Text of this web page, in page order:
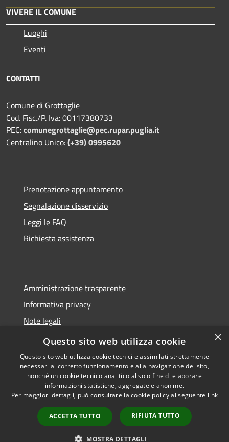
VIVERE IL COMUNE
Luoghi
Eventi
CONTATTI
Comune di Grottaglie
Cod. Fisc./P. Iva: 00117380733
PEC:comunegrottaglie@pec.rupar.puglia.it
Centralino Unico:(+39) 0995620
Prenotazione appuntamento
Segnalazione disservizio
Leggi le FAQ
Richiesta assistenza
Amministrazione trasparente
Informativa privacy
Note legali
Dichiarazione di accessibilità
Accessibilità
Copyright © 2026 • Comune di
Grottaglie • Powered by
Municipium•
Accesso
redazione
×
Questo sito web utilizza cookie
Questo sito web utilizza cookie tecnici e assimilati strettamente
necessari al corretto funzionamento e alla navigazione del sito,
nonché un cookie tecnico analitico al solo fine di elaborare
informazioni statistiche, aggregate e anonime.
Per maggiori dettagli, può consultare la cookie policy al seguente link
ACCETTA TUTTO RIFIUTA TUTTO
MOSTRA DETTAGLI